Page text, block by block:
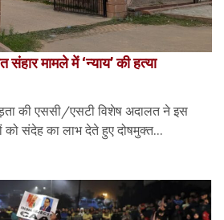
संहार मामले में ‘न्याय’ की हत्या
की एससी/एसटी विशेष अदालत ने इस
संदेह का लाभ देते हुए दोषमुक्त...